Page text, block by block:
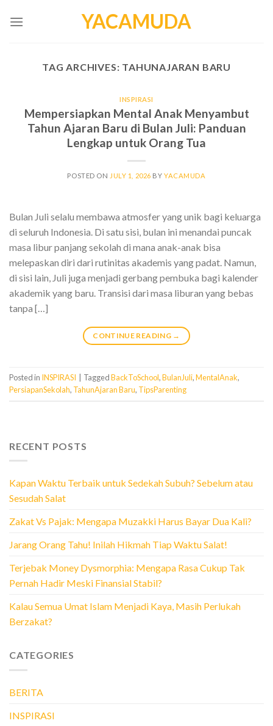
YACAMUDA
TAG ARCHIVES: TAHUNAJARAN BARU
INSPIRASI
Mempersiapkan Mental Anak Menyambut
Tahun Ajaran Baru di Bulan Juli: Panduan
Lengkap untuk Orang Tua
POSTED ON JULY 1, 2026 BYYACAMUDA
Bulan Juli selalu membawa atmosfer yang unik bagi keluarga
di seluruh Indonesia. Di satu sisi, bulan ini menandai puncak
masa libur panjang sekolah di mana anak-anak bisa
melepaskan diri dari rutinitas akademis yang padat. Namun,
di sisi lain, Juli juga menjadi gerbang pembuka bagi kalender
akademik yang baru. Transisi dari masa liburan yang bebas
tanpa […]
CONTINUE READING →
Posted in INSPIRASI TaggedBackToSchool,BulanJuli,MentalAnak,
PersiapanSekolah, TahunAjaran Baru, TipsParenting
RECENT POSTS
Kapan Waktu Terbaik untuk Sedekah Subuh? Sebelum atau
Sesudah Salat
Zakat Vs Pajak: Mengapa Muzakki Harus Bayar Dua Kali?
Jarang Orang Tahu! Inilah Hikmah Tiap Waktu Salat!
Terjebak Money Dysmorphia: Mengapa Rasa Cukup Tak
Pernah Hadir Meski Finansial Stabil?
Kalau Semua Umat Islam Menjadi Kaya, Masih Perlukah
Berzakat?
CATEGORIES
BERITA
INSPIRASI